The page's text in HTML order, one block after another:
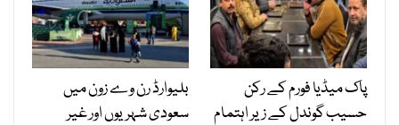
پاک میڈیا فورم کے رکن
حسیب گوندل کے زیر اہتمام
بلیوارڈ رن وے زون میں
سعودی شہریوں اور غیر